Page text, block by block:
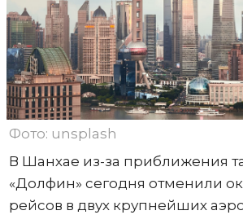
Фото: unsplash
В Шанхае из-за приближения
«Долфин» сегодня отменили
рейсов в двух крупнейших